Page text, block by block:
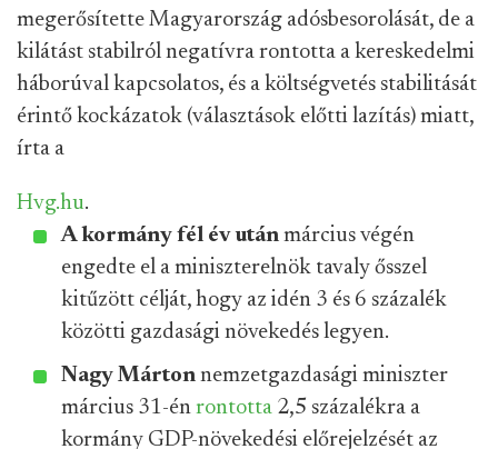
megerősítette Magyarország adósbesorolását, de a
kilátást stabilról negatívra rontotta a kereskedelmi
háborúval kapcsolatos, és a költségvetés stabilitását
érintő kockázatok (választások előtti lazítás) miatt,
írta a
Hvg.hu.
A kormány fél év után március végén
engedte el a miniszterelnök tavaly ősszel
kitűzött célját, hogy az idén 3 és 6 százalék
közötti gazdasági növekedés legyen.
Nagy Márton nemzetgazdasági miniszter
március 31-én rontotta 2,5 százalékra a
kormány GDP-növekedési előrejelzését az